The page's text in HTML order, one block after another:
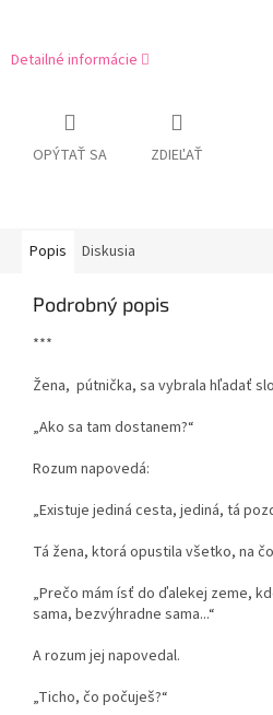
Detailné informácie
OPÝTAŤ SA ZDIEĽAŤ
Popis Diskusia
Podrobný popis
***
Žena, pútnička, sa vybrala hľadať
„Ako sa tam dostanem?“
Rozum napovedá:
„Existuje jediná cesta, jediná, tá
Tá žena, ktorá opustila všetko, na
„Prečo mám ísť do ďalekej zeme,
sama, bezvýhradne sama...“
A rozum jej napovedal.
„Ticho, čo počuješ?“